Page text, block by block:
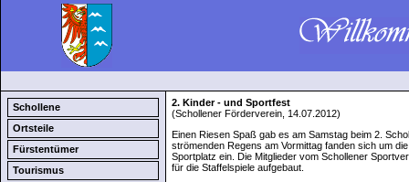
Schollene
Ortsteile
Fürstentümer
Tourismus
2. Kinder - und Sportfest
(Schollener Förderverein, 14.07.2012)
Einen Riesen Spaß gab es am Samstag beim 2.
strömenden Regens am Vormittag fanden sich um
Sportplatz ein. Die Mitglieder vom Schollener
für die Staffelspiele aufgebaut.